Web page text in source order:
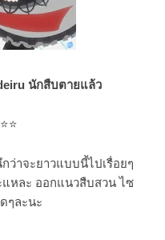
นักสืบตายแล้ว
⭐
ว่าจะยาวแบบนี้ไปเรื่อยๆ
หละ ออกแนวสืบสวน ไซ
ๆละนะ